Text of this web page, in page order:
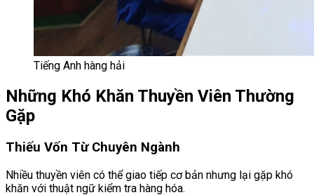
Tiếng Anh hàng hải
Những Khó Khăn Thuyền Viên Thường
Gặp
Thiếu Vốn Từ Chuyên Ngành
Nhiều thuyền viên có thể giao tiếp cơ bản nhưng lại gặp khó
khăn với thuật ngữ kiểm tra hàng hóa.